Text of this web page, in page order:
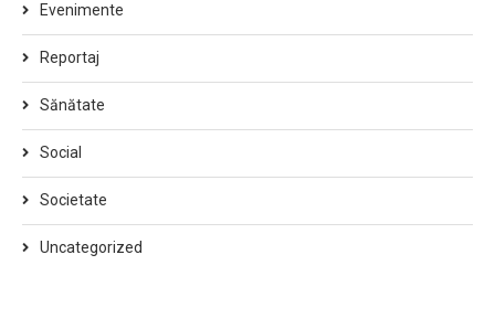
Evenimente
Reportaj
Sănătate
Social
Societate
Uncategorized